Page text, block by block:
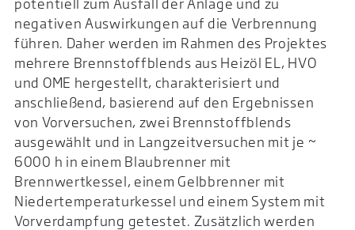
negativen Auswirkungen auf die Verbrennung
führen. Daher werden im Rahmen des Projektes
mehrere Brennstoffblends aus Heizöl EL, HVO
und OME hergestellt, charakterisiert und
anschließend, basierend auf den Ergebnissen
von Vorversuchen, zwei Brennstoffblends
ausgewählt und in Langzeitversuchen mit je ~
6000 h in einem Blaubrenner mit
Brennwertkessel, einem Gelbbrenner mit
Niedertemperaturkessel und einem System mit
Vorverdampfung getestet. Zusätzlich werden